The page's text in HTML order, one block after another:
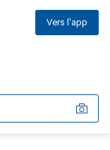
Vers l'app